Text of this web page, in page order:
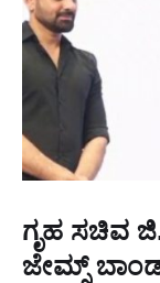
ಗೃಹ ಸಚಿವ
ಜೇಮ್ಸ್